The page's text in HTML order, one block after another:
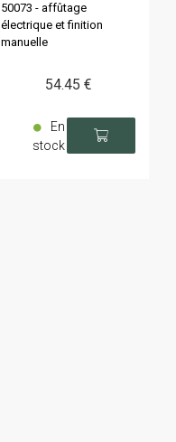
50073 - affûtage
électrique et finition
manuelle
54.45 €
En
stock